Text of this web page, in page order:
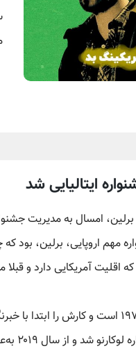
ایتالیایی شد
امسال به مدیریت
مهم اروپایی، برلین،
کارلو شاتریان خود زاده شهر تورین در
مدتی